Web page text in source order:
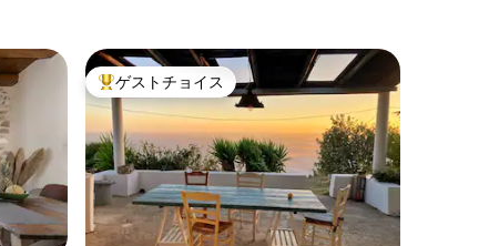
大好評のゲストチョイスです。
ゲストチョイス